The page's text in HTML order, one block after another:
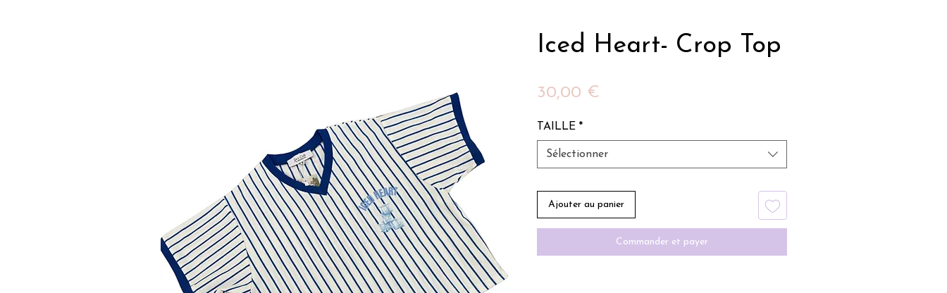
Iced Heart- Crop Top
30,00 €
TAILLE *
Sélectionner
Ajouter au panier
Commander et payer